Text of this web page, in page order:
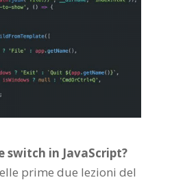
switch in JavaScript?
prime due lezioni del